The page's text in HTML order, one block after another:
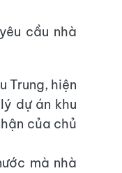
cầu nhà
Trung, hiện
dự án khu
của chủ
mà nhà